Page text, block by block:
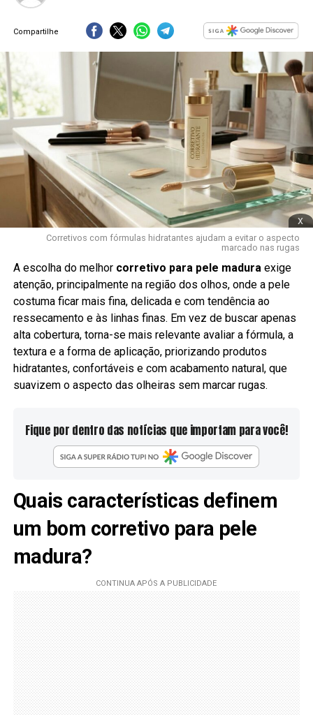
Compartilhe
x
Corretivos com fórmulas hidratantes ajudam a evitar o aspecto
marcado nas rugas
A escolha do melhor corretivo para pele maduraexige
atenção, principalmente na região dos olhos, onde a pele
costuma ficar mais fina, delicada e com tendência ao
ressecamento e às linhas finas. Em vez de buscar apenas
alta cobertura, torna-se mais relevante avaliar a fórmula, a
textura e a forma de aplicação, priorizando produtos
hidratantes, confortáveis e com acabamento natural, que
suavizem o aspecto das olheiras sem marcar rugas.
Fique por dentro das notícias que importam para você!
Quais características definem
um bom corretivo para pele
madura?